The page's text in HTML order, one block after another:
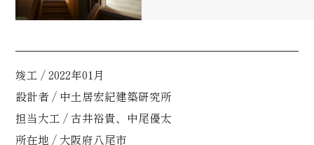
竣工 / 2022年01月
設計者 / 中土居宏紀建築研究所
担当大工 / 古井裕貴、中尾優太
所在地 / 大阪府八尾市